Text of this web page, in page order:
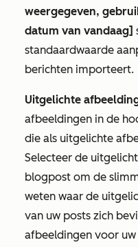
weergegeven,
datum van vandaag]
standaardwaarde
berichten importeert.
Uitgelichte
afbeeldingen in de
die als uitgelichte
Selecteer de
blogpost om de
weten waar de
van uw posts zich
afbeeldingen voor